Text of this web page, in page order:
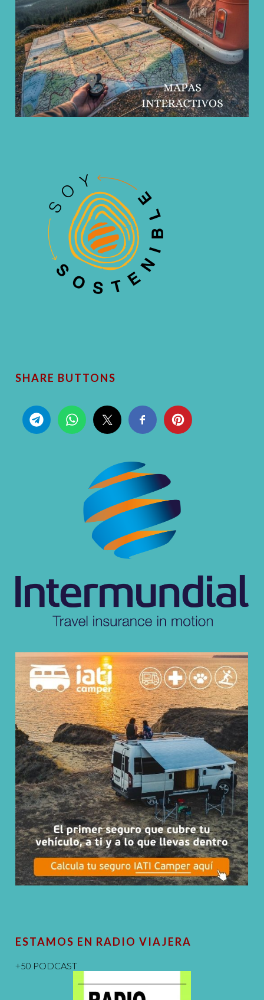
SHARE BUTTONS
ESTAMOS EN RADIO VIAJERA
+50 PODCAST